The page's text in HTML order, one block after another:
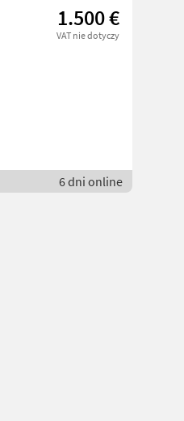
1.500 €
VAT nie dotyczy
6 dni online